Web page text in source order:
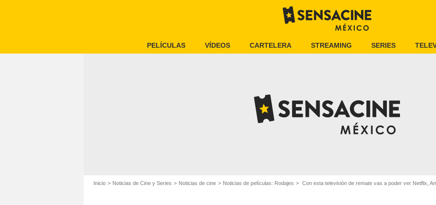
PELÍCULAS VÍDEOS CARTELERA STREAMING SERIES
Inicio Noticias de Cine y Series Noticias de cine Noticias de películas: Rodajes Con esta televisión de remate vas a poder ver Netflix,